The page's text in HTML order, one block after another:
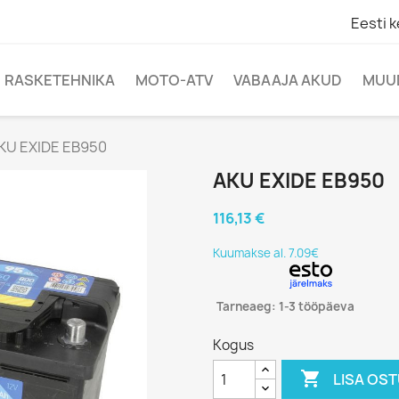
Eesti
RASKETEHNIKA MOTO-ATV VABAAJA AKUD
EXIDE EB950
AKU EXIDE EB950
116,13 €
Kuumakse al. 7.09€
Tarneaeg: 1-3 tööpäeva
Kogus
 LISA